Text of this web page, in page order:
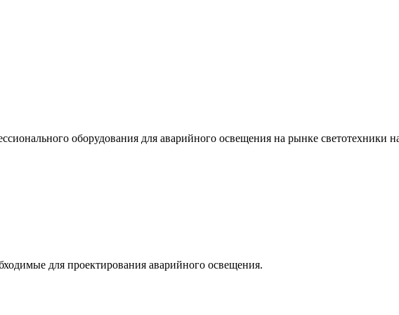
оборудования для аварийного освещения на рынке светотехники
для проектирования аварийного освещения.